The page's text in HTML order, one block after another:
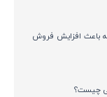
باعث افزایش فروش
چیست؟